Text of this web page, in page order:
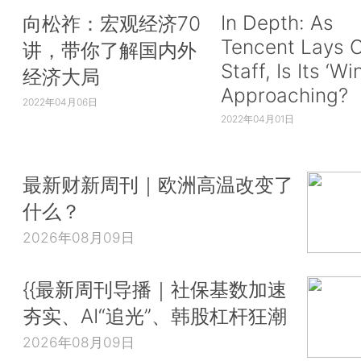
向松祚：宏观经济70
讲，带你了解国内外
经济大局
2022年04月06日
In Depth: As
Tencent Lays
Staff, Is Its
Approaching?
2022年04月01日
最新财新周刊｜欧洲高温改变了
什么？
2026年08月09日
{{最新周刊导播｜社保基数加速
夯实、AI“追光”、韩股杠杆狂潮
2026年08月09日